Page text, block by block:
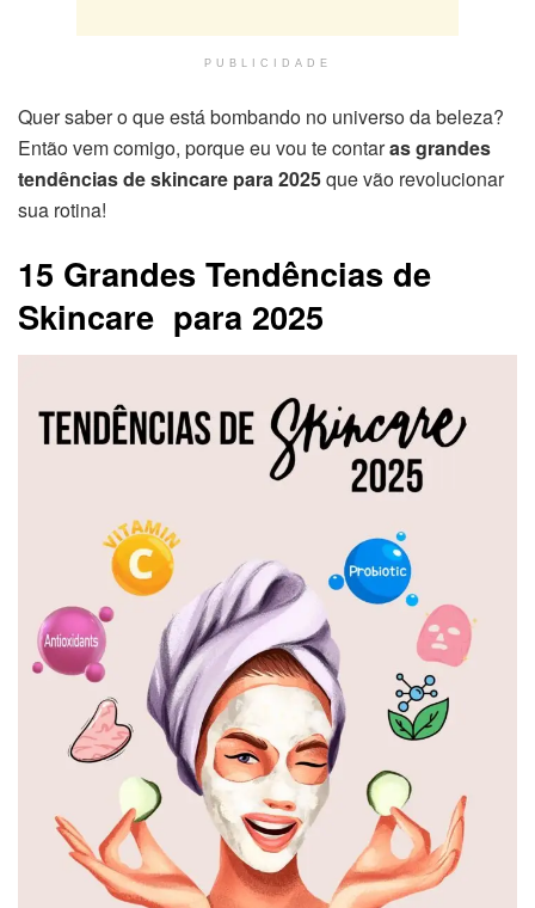
PUBLICIDADE
Quer saber o que está bombando no universo da beleza?
Então vem comigo, porque eu vou te contaras grandes
tendências de skincare para 2025que vão revolucionar
sua rotina!
15 Grandes Tendências de
Skincare para 2025